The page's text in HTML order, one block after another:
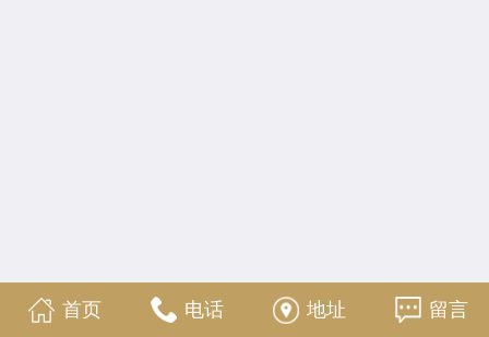
首页 电话 地址 留言